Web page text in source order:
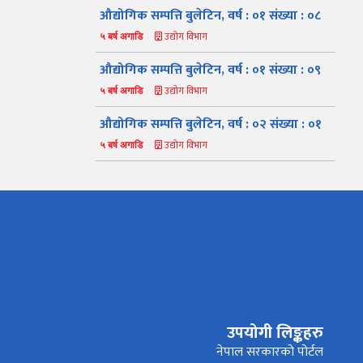
औद्योगिक सम्पत्ति बुलेटिन, वर्ष : ०१ संख्या : ०८
५ बर्ष अगाडि उद्योग विभाग
औद्योगिक सम्पत्ति बुलेटिन, वर्ष : ०१ संख्या : ०९
५ बर्ष अगाडि उद्योग विभाग
औद्योगिक सम्पत्ति बुलेटिन, वर्ष : ०२ संख्या : ०१
५ बर्ष अगाडि उद्योग विभाग
प्रकाशन
सूचनाको हक सम्बन्धि
विवरण
उपयोगी लिङ्कहरु
नेपाल सरकारको पोर्टल